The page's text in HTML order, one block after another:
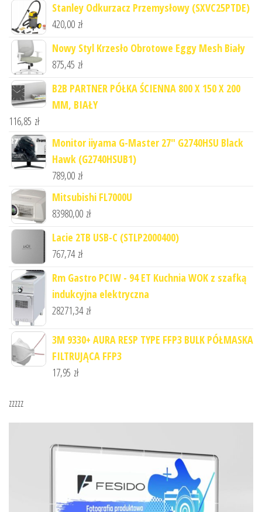
Stanley Odkurzacz Przemysłowy (SXVC25PTDE)
420,00 zł
Nowy Styl Krzesło Obrotowe Eggy Mesh Biały
875,45 zł
B2B PARTNER PÓŁKA ŚCIENNA 800 X 150 X 200
MM, BIAŁY
116,85 zł
Monitor iiyama G-Master 27" G2740HSU Black
Hawk (G2740HSUB1)
789,00 zł
Mitsubishi FL7000U
83980,00 zł
Lacie 2TB USB-C (STLP2000400)
767,74 zł
Rm Gastro PCIW - 94 ET Kuchnia WOK z szafką
indukcyjna elektryczna
28271,34 zł
3M 9330+ AURA RESP TYPE FFP3 BULK PÓŁMASKA
FILTRUJĄCA FFP3
17,95 zł
zzzzz